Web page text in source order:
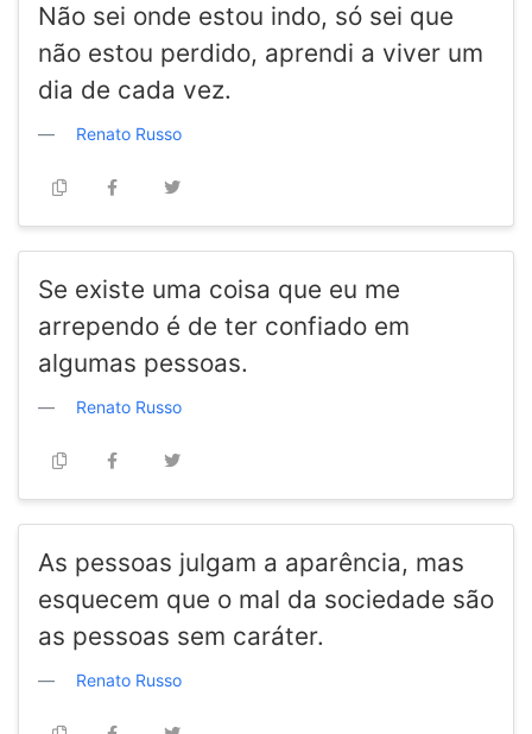
Não sei onde estou indo, só sei que
não estou perdido, aprendi a viver um
dia de cada vez.
Renato Russo
Se existe uma coisa que eu me
arrependo é de ter confiado em
algumas pessoas.
Renato Russo
As pessoas julgam a aparência, mas
esquecem que o mal da sociedade são
as pessoas sem caráter.
Renato Russo